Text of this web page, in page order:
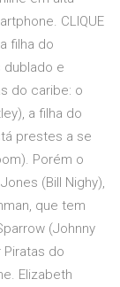
CLIQUE
filha do
dublado e
do caribe: o
a filha do
prestes a se
Porém o
(Bill Nighy),
que tem
(Johnny
Piratas do
Elizabeth